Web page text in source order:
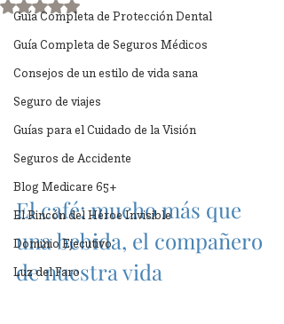
Guía Completa de Protección Dental
Guía Completa de Seguros Médicos
Consejos de un estilo de vida sana
Seguro de viajes
Guías para el Cuidado de la Visión
Seguros de Accidente
Blog Medicare 65+
El Rincón del Héroe Invisible
Dominio Ejecutivo
Luz del Faro
Obtuvo NaN de 5 estrellas.
El café: mucho más que
una bebida, el compañero
de nuestra vida